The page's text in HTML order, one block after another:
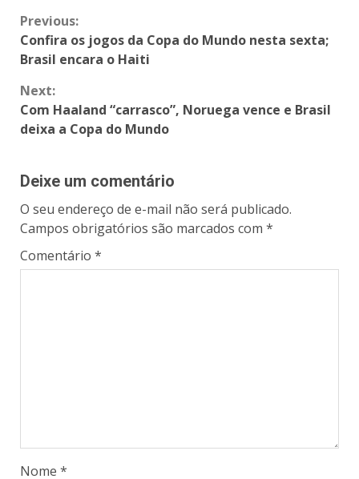
Previous:
Confira os jogos da Copa do Mundo nesta sexta;
Brasil encara o Haiti
Next:
Com Haaland “carrasco”, Noruega vence e Brasil
deixa a Copa do Mundo
Deixe um comentário
O seu endereço de e-mail não será publicado.
Campos obrigatórios são marcados com *
Comentário *
Nome *